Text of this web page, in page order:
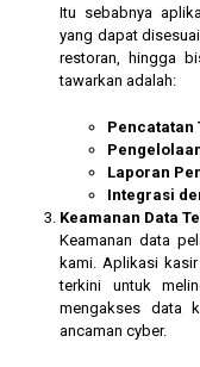
Itu sebabnya
yang dapat
restoran, hingga
tawarkan adalah:
Pencatatan
Laporan
Integrasi
Keamanan Data
Keamanan data
kami. Aplikasi
terkini untuk
mengakses data
ancaman cyber.